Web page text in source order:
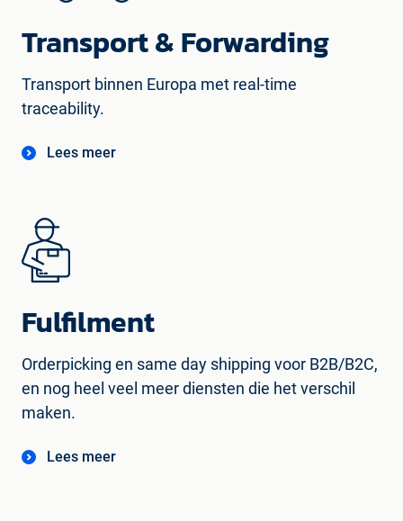
Transport & Forwarding
Transport binnen Europa met real-time
traceability.
Lees meer
Fulfilment
Orderpicking en same day shipping voor B2B/B2C,
en nog heel veel meer diensten die het verschil
maken.
Lees meer